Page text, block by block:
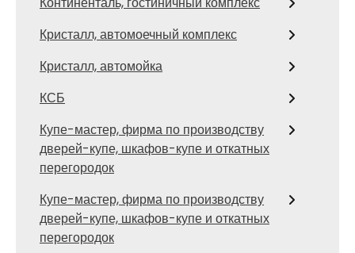
Кристалл, автомоечный комплекс
Кристалл, автомойка
КСБ
Купе-мастер, фирма по производству
дверей-купе, шкафов-купе и откатных
перегородок
Купе-мастер, фирма по производству
дверей-купе, шкафов-купе и откатных
перегородок